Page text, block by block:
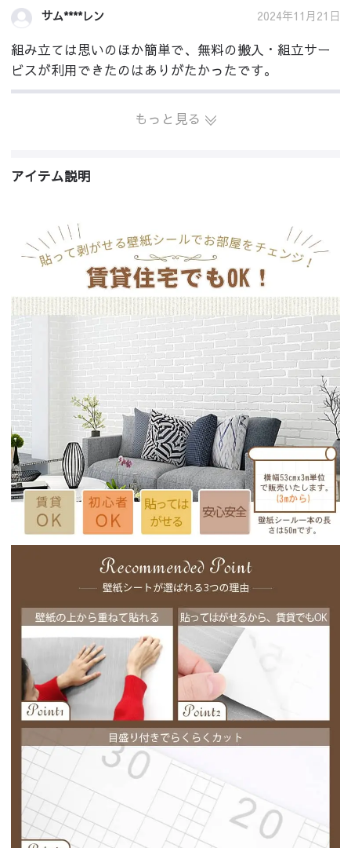
サム****レン 2024年11月21日
組み立ては思いのほか簡単で、無料の搬入・組立サー
ビスが利用できたのはありがたかったです。
もっと見る
アイテム説明